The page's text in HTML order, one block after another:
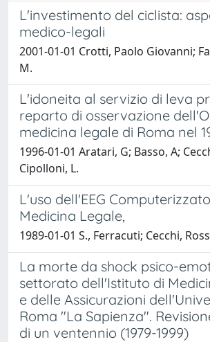
L'investimento del ciclista:
medico-legali
2001-01-01 Crotti, Paolo Giovanni;
M.
L'idoneita al servizio di leva
reparto di osservazione
medicina legale di Roma nel
1996-01-01 Aratari, G; Basso, A;
Cipolloni, L.
L'uso dell'EEG
Medicina Legale,
1989-01-01 S., Ferracuti; Cecchi,
La morte da shock psico-
settorato dell'Istituto di
e delle Assicurazioni
Roma "La Sapienza".
di un ventennio (1979-1999)